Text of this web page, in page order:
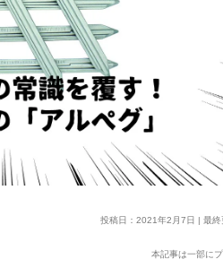
投稿日：2021年2月7日 | 最
本記事は一部に